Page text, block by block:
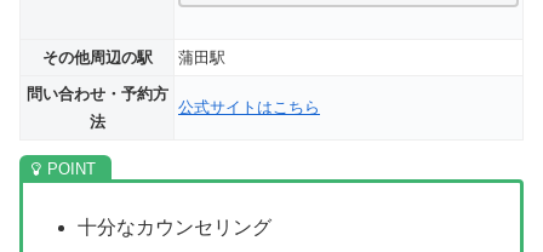
その他周辺の駅
蒲田駅
問い合わせ・予約方
法
公式サイトはこちら
十分なカウンセリング